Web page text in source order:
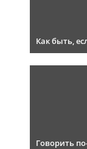
Как быть,
Говорить